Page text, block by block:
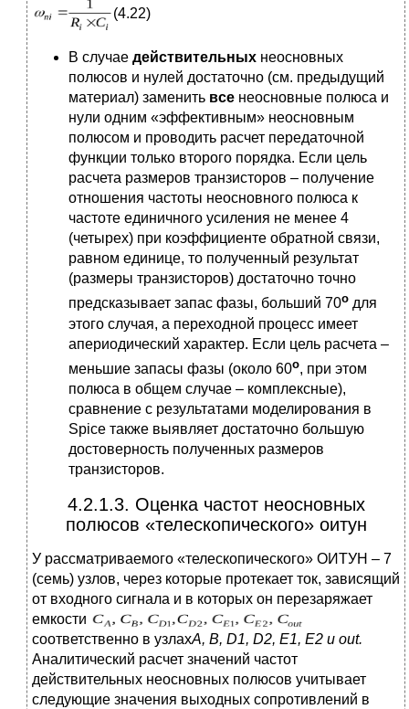
(4.22)
В случае действительных неосновных
полюсов и нулей достаточно (см. предыдущий
материал) заменить все неосновные полюса и
нули одним «эффективным» неосновным
полюсом и проводить расчет передаточной
функции только второго порядка. Если цель
расчета размеров транзисторов – получение
отношения частоты неосновного полюса к
частоте единичного усиления не менее 4
(четырех) при коэффициенте обратной связи,
равном единице, то полученный результат
(размеры транзисторов) достаточно точно
предсказывает запас фазы, больший 70о для
этого случая, а переходной процесс имеет
апериодический характер. Если цель расчета –
меньшие запасы фазы (около 60о, при этом
полюса в общем случае – комплексные),
сравнение с результатами моделирования в
Spice также выявляет достаточно большую
достоверность полученных размеров
транзисторов.
4.2.1.3. Оценка частот неосновных
полюсов «телескопического» оитун
У рассматриваемого «телескопического» ОИТУН – 7
(семь) узлов, через которые протекает ток, зависящий
от входного сигнала и в которых он перезаряжает
емкости
соответственно в узлахA, B, D1, D2, E1, E2 и out.
Аналитический расчет значений частот
действительных неосновных полюсов учитывает
следующие значения выходных сопротивлений в